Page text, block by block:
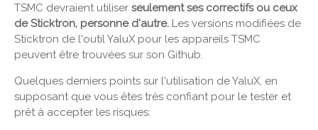
TSMC devraient utiliser seulement ses correctifs ou ceux
de Sticktron, personne d'autre. Les versions modifiées de
Sticktron de l'outil YaluX pour les appareils TSMC
peuvent être trouvées sur son Github.
Quelques derniers points sur l'utilisation de YaluX, en
supposant que vous êtes très confiant pour le tester et
prêt à accepter les risques: